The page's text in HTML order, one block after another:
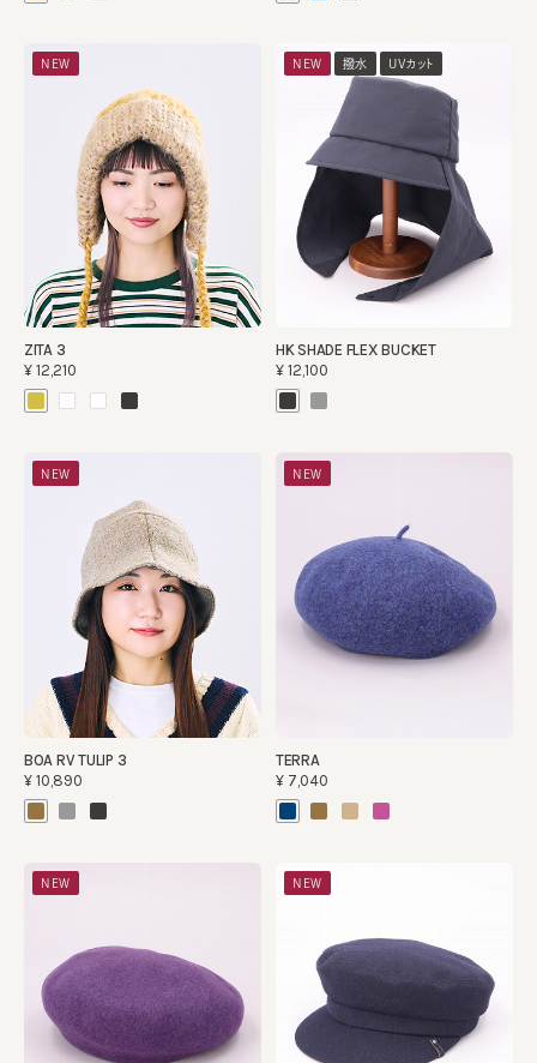
NEW
ZITA 3
¥12,210
NEW 撥水 UVカット
HK SHADE FLEX BUCKET
¥12,100
NEW
BOA RV TULIP 3
¥10,890
NEW
TERRA
¥7,040
NEW NEW